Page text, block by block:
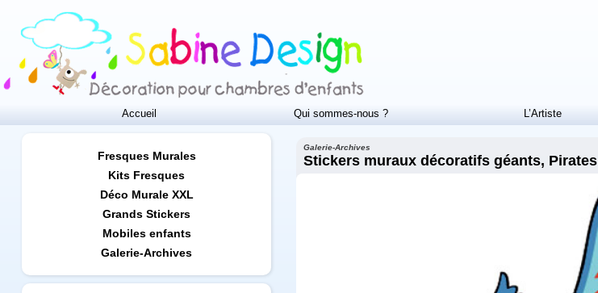
Accueil Qui sommes-nous ? L’Artiste
Fresques Murales
Kits Fresques
Déco Murale XXL
Grands Stickers
Mobiles enfants
Galerie-Archives
Galerie-Archives
Stickers muraux décoratifs géants, Pirates